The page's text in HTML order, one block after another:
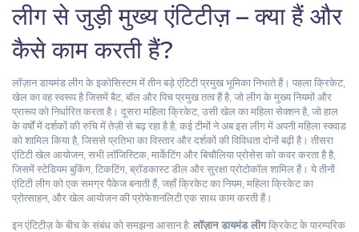
लीग से जुड़ी मुख्य एंटिटीज़ – क्या हैं और
कैसे काम करती हैं?
लॉज़ान डायमंड लीग के इकोसिस्टम में तीन बड़े एंटिटी प्रमुख भूमिका निभाते हैं। पहलाक्रिकेट,
खेल का वह स्वरूप है जिसमें बैट, बॉल और पिच प्रमुख तत्व हैंहै, जो लीग के मुख्य नियमों और
प्रारूप को निर्धारित करता है। दूसरामहिला क्रिकेट, उसी खेल का महिला सेक्शन है, जो हाल
के वर्षों में दर्शकों की रुचि में तेज़ी से बढ़ रहा हैहै; कई टीमों ने अब इस लीग में अपनी महिला स्क्वाड
को शामिल किया है, जिससे प्रतिभा का विस्तार और दर्शकों की विविधता दोनों बढ़ी है। तीसरा
एंटिटीखेल आयोजन, सभी लॉजिस्टिक, मार्केटिंग और बिचौलिया प्रोसेस को कवर करता हैहै,
जिसमें स्टेडियम बुकिंग, टिकटिंग, ब्रॉडकास्ट डील और सुरक्षा प्रोटोकॉल शामिल हैं। ये तीनों
एंटिटी लीग को एक समग्र पैकेज बनाती हैं, जहाँ क्रिकेट का नियम, महिला क्रिकेट का
प्रोत्साहन, और खेल आयोजन की प्रोफेशनलिटी एक साथ काम करती हैं।
इन एंटिटीज़ के बीच के संबंध को समझना आसान है: लॉज़ान डायमंड लीगक्रिकेट के पारम्परिक